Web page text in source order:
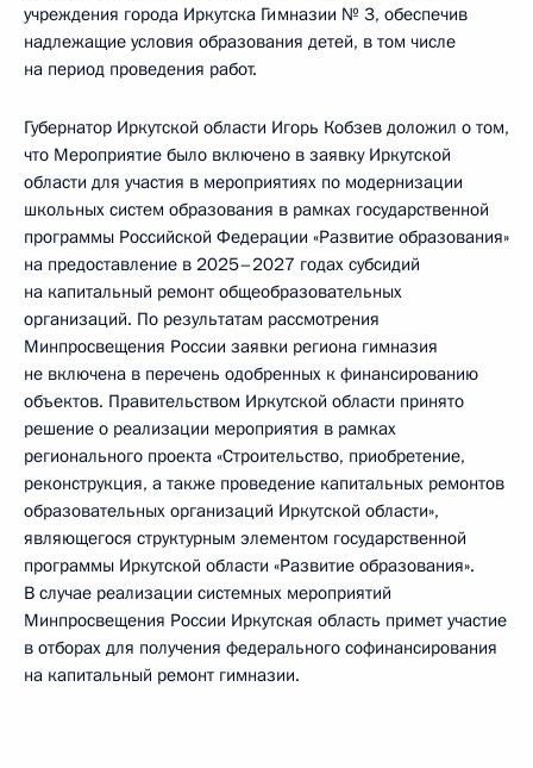
учреждения города Иркутска Гимназии № 3, обеспечив
надлежащие условия образования детей, в том числе
на период проведения работ.
Губернатор Иркутской области Игорь Кобзев доложил о том,
что Мероприятие было включено в заявку Иркутской
области для участия в мероприятиях по модернизации
школьных систем образования в рамках государственной
программы Российской Федерации «Развитие образования»
на предоставление в 2025–2027 годах субсидий
на капитальный ремонт общеобразовательных
организаций. По результатам рассмотрения
Минпросвещения России заявки региона гимназия
не включена в перечень одобренных к финансированию
объектов. Правительством Иркутской области принято
решение о реализации мероприятия в рамках
регионального проекта «Строительство, приобретение,
реконструкция, а также проведение капитальных ремонтов
образовательных организаций Иркутской области»,
являющегося структурным элементом государственной
программы Иркутской области «Развитие образования».
В случае реализации системных мероприятий
Минпросвещения России Иркутская область примет участие
в отборах для получения федерального софинансирования
на капитальный ремонт гимназии.